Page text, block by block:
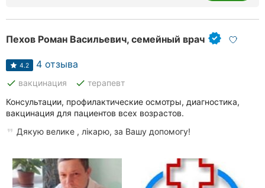
Пехов Роман Васильевич, семейный врач
4.2 4 отзыва
done вакцинация done терапевт
Консультации, профилактические осмотры, диагностика,
вакцинация для пациентов всех возрастов.
Дякую велике , лікарю, за Вашу допомогу!